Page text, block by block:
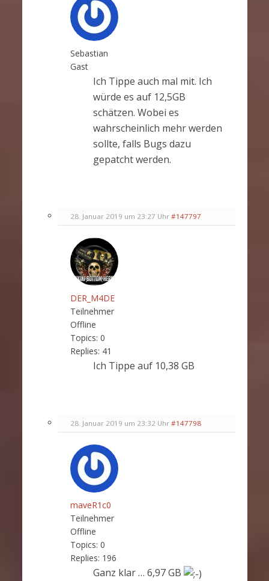
Sebastian
Gast
Ich Tippe auch mal mit. Ich
würde es auf 12,5GB
schätzen. Wobei es
wahrscheinlich mehr werden
sollte, falls Bugs dazu
gepatcht werden.
28. Januar 2019 um 23:27 Uhr #147797
DER_M4DE
Teilnehmer
Offline
Topics: 0
Replies: 41
Ich Tippe auf 10,38 GB
28. Januar 2019 um 23:32 Uhr #147798
maveR1c0
Teilnehmer
Offline
Topics: 0
Replies: 196
Ganz klar … 6,97 GB